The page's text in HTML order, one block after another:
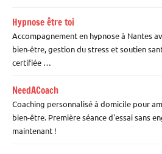
Hypnose être toi
Accompagnement en hypnose à Nantes
bien-être, gestion du stress et soutien
certifiée …
NeedACoach
Coaching personnalisé à domicile pour
bien-être. Première séance d'essai sans
maintenant !